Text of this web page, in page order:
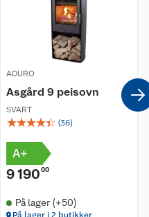
ADURO
Asgård 9 peisovn
SVART
☆☆☆☆☆ (36)
A+
9 190 00
På lager (+50)
På lager i 2 butikker